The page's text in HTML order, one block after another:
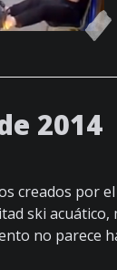
2014
creados por
ski acuático,
no parece